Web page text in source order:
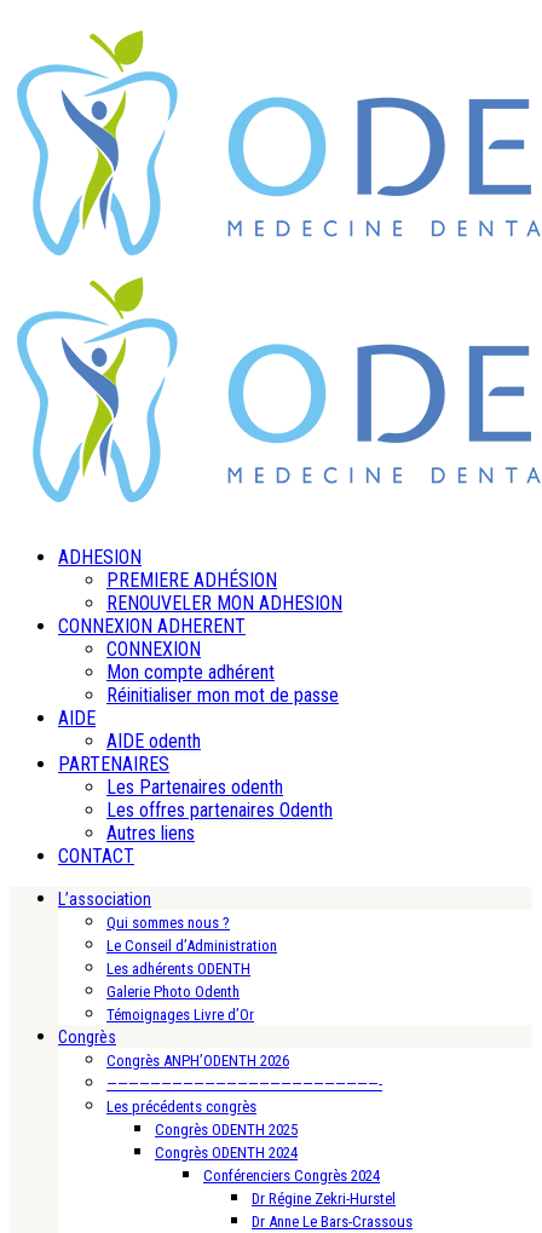
ADHESION
PREMIERE ADHÉSION
RENOUVELER MON ADHESION
CONNEXION ADHERENT
CONNEXION
Mon compte adhérent
Réinitialiser mon mot de passe
AIDE
AIDE odenth
PARTENAIRES
Les Partenaires odenth
Les offres partenaires Odenth
Autres liens
CONTACT
L’association
Qui sommes nous ?
Le Conseil d’Administration
Les adhérents ODENTH
Galerie Photo Odenth
Témoignages Livre d’Or
Congrès
Congrès ANPH’ODENTH 2026
—————————————————————————-
Les précédents congrès
Congrès ODENTH 2025
Congrès ODENTH 2024
Conférenciers Congrès 2024
Dr Régine Zekri-Hurstel
Dr Anne Le Bars-Crassous